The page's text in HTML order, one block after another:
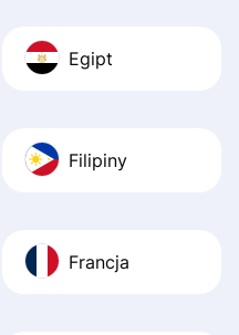
Egipt
Filipiny
Francja